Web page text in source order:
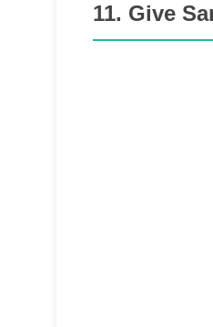
11. Give